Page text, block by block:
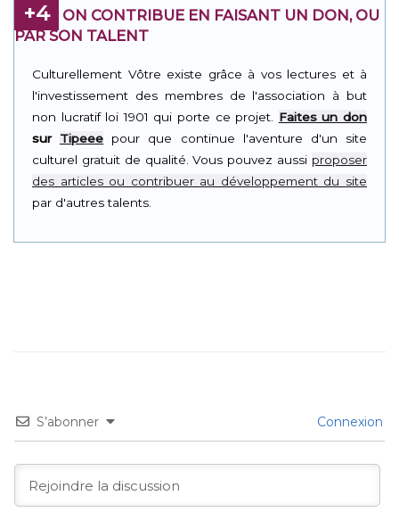
+4
ON CONTRIBUE EN FAISANT UN DON, OU
PAR SON TALENT
Culturellement Vôtre existe grâce à vos lectures et à
l'investissement des membres de l'association à but
non lucratif loi 1901 qui porte ce projet. Faites un don
sur Tipeee pour que continue l'aventure d'un site
culturel gratuit de qualité. Vous pouvez aussi proposer
des articles ou contribuer au développement du site
par d'autres talents.
S’abonner Connexion